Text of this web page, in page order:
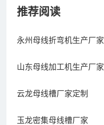
推荐阅读
永州母线折弯机生产厂家
山东母线加工机生产厂家
云龙母线槽厂家定制
玉龙密集母线槽厂家